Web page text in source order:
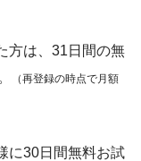
方は、31日間の無
（再登録の時点で月額
に30日間無料お試